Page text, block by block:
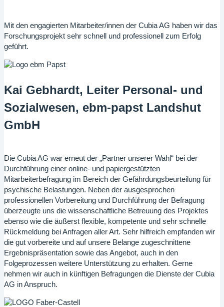
Mit den engagierten Mitarbeiter/innen der Cubia AG haben wir das
Forschungsprojekt sehr schnell und professionell zum Erfolg
geführt.
Kai Gebhardt, Leiter Personal- und
Sozialwesen, ebm-papst Landshut
GmbH
Die Cubia AG war erneut der „Partner unserer Wahl“ bei der
Durchführung einer online- und papiergestützten
Mitarbeiterbefragung im Bereich der Gefährdungsbeurteilung für
psychische Belastungen. Neben der ausgesprochen
professionellen Vorbereitung und Durchführung der Befragung
überzeugte uns die wissenschaftliche Betreuung des Projektes
ebenso wie die äußerst flexible, kompetente und sehr schnelle
Rückmeldung bei Anfragen aller Art. Sehr hilfreich empfanden wir
die gut vorbereite und auf unsere Belange zugeschnittene
Ergebnispräsentation sowie das Angebot, auch in den
Folgeprozessen weitere Unterstützung zu erhalten. Gerne
nehmen wir auch in künftigen Befragungen die Dienste der Cubia
AG in Anspruch.